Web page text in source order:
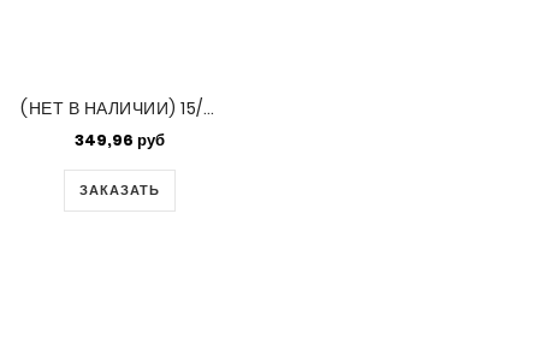
(НЕТ В НАЛИЧИИ) 15/0 Round Picasso Op Chartreuse 250 Gm Bg (4515)
349,96 руб
ЗАКАЗАТЬ